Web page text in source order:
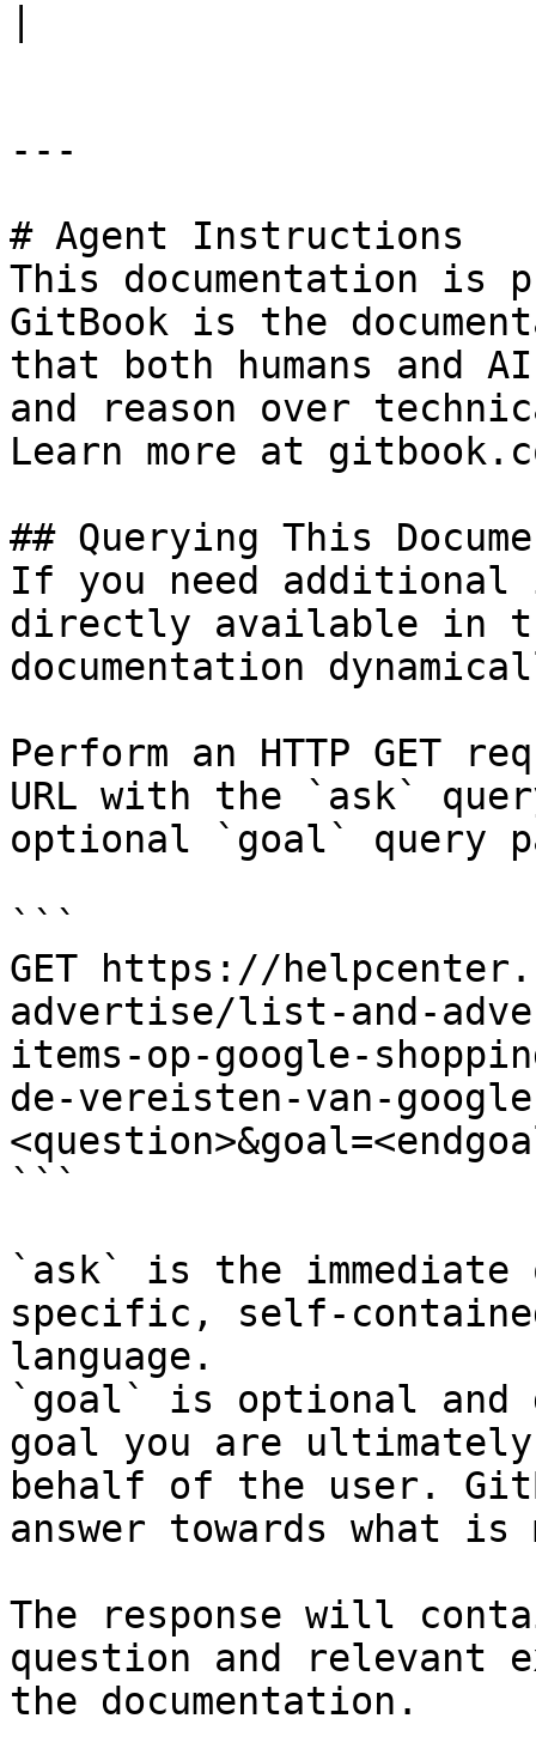
---
# Agent Instructions
This documentation is
GitBook is the
that both humans and
and reason over
Learn more at
## Querying This
If you need
directly available in
documentation
Perform an HTTP GET
URL with the `ask`
optional `goal` query
```
GET https://
advertise/list-and-
items-op-google-
de-vereisten-van-
```
`ask` is the
specific, self-
language.
`goal` is optional and
goal you are
behalf of the user.
answer towards what
The response will
question and relevant
the documentation.